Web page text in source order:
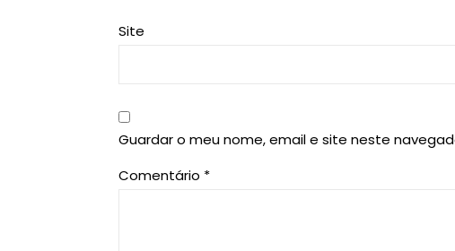
Site
Guardar o meu nome, email e site neste
Comentário *